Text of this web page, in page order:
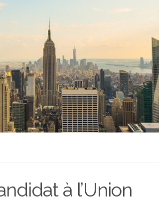
à l’Union